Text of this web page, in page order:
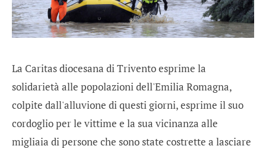
La Caritas diocesana di Trivento esprime la
solidarietà alle popolazioni dell'Emilia Romagna,
colpite dall'alluvione di questi giorni, esprime il suo
cordoglio per le vittime e la sua vicinanza alle
migliaia di persone che sono state costrette a lasciare